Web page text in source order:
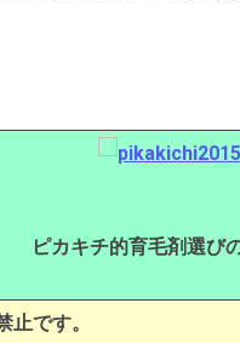
ピカキチ的育毛剤選び
です。